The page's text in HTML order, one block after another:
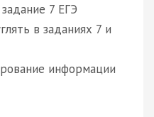
7 ЕГЭ
в заданиях 7 и
информации